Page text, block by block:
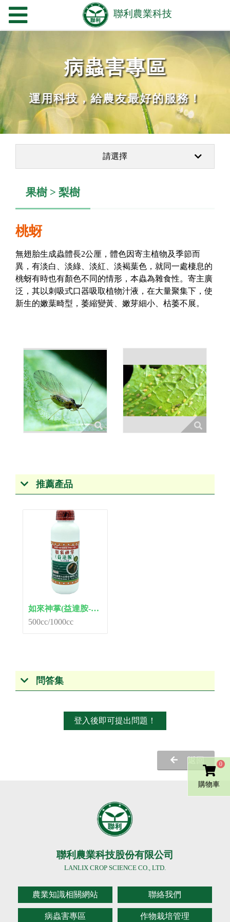
病蟲害專區
運用科技，給農友最好的服務！
請選擇
果樹 > 梨樹
桃蚜
無翅胎生成蟲體長2公厘，體色因寄主植物及季節而
異，有淡白、淡綠、淡紅、淡褐葉色，就同一處棲息的
桃蚜有時也有顏色不同的情形，本蟲為雜食性。寄主廣
泛，其以刺吸式口器吸取植物汁液，在大量聚集下，使
新生的嫩葉畸型，萎縮變黃、嫩芽細小、枯萎不展。
推薦產品
如來神掌(益達胺-9.6% SL)
500cc/1000cc
問答集
登入後即可提出問題！
返回
聯利農業科技股份有限公司
LANLIX CROP SCIENCE CO., LTD.
農業知識相關網站 聯絡我們
病蟲害專區 作物栽培管理
0
購物車